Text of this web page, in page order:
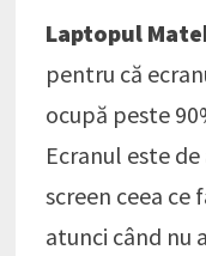
Laptopul
pentru că
ocupă peste
Ecranul este
screen ceea ce
atunci când nu